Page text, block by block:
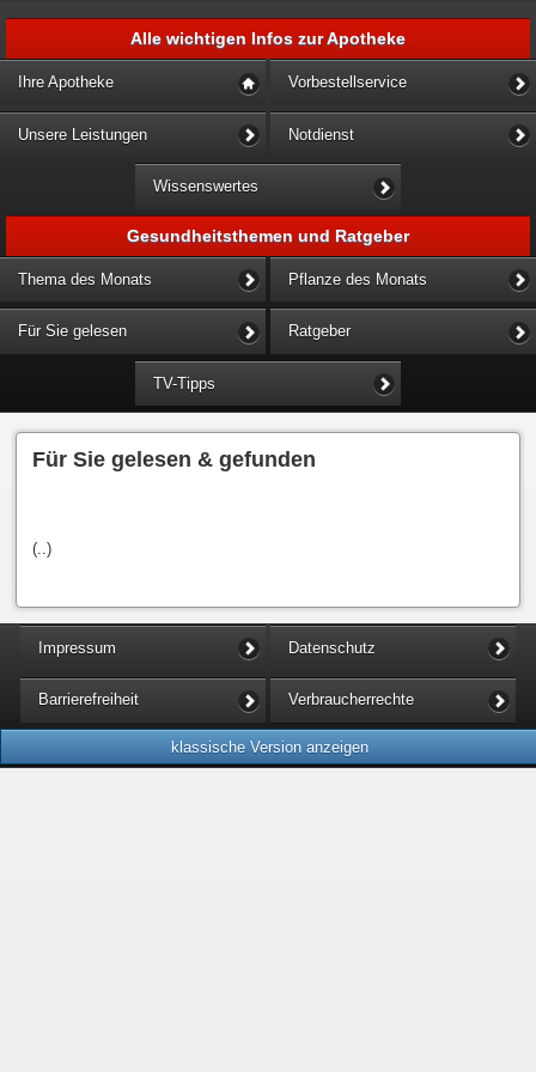
Alle wichtigen Infos zur Apotheke
Ihre Apotheke Vorbestellservice
Unsere Leistungen Notdienst
Wissenswertes
Gesundheitsthemen und Ratgeber
Thema des Monats Pflanze des Monats
Für Sie gelesen Ratgeber
TV-Tipps
Für Sie gelesen & gefunden
(..)
Impressum Datenschutz
Barrierefreiheit Verbraucherrechte
klassische Version anzeigen